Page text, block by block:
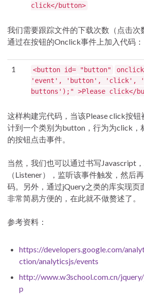
click</button>
我们需要跟踪文件的下载次数（点击次
通过在按钮的Onclick事件上加入代码：
1 <button id= "button"
'event', 'button', 'click',
buttons');" >Please click</
这样构建完代码，当该Please click按
计到一个类别为button，行为为click，
的按钮点击事件。
当然，我们也可以通过书写Javascript
（Listener），监听该事件触发，然后
码。另外，通过jQuery之类的库实现页
非常简易方便的，在此就不做赘述了。
参考资料：
https://developers.google.com/
ction/analyticsjs/events
http://www.w3school.com.cn/jquery/
p